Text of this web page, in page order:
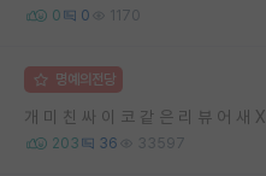
0 0 1170
명예의전당
개 미 친 싸 이 코 같 은 리 뷰 어 새 X
203 36 33597